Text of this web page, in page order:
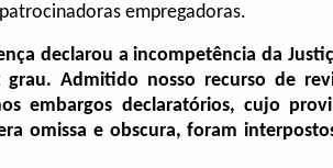
empregadoras.
declarou a incompetência da
Admitido nosso recurso de
embargos declaratórios, cujo
omissa e obscura, foram